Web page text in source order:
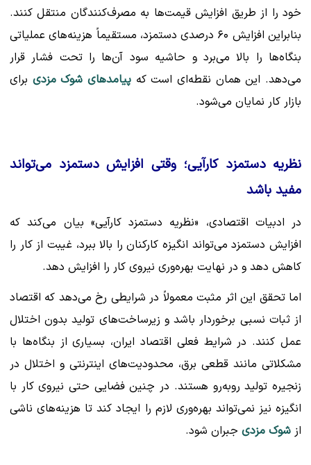
خود را از طریق افزایش قیمت‌ها به مصرف‌کنندگان منتقل کنند.
بنابراین افزایش ۶۰ درصدی دستمزد، مستقیماً هزینه‌های عملیاتی
بنگاه‌ها را بالا می‌برد و حاشیه سود آن‌ها را تحت فشار قرار
می‌دهد. این همان نقطه‌ای است که پیامدهای شوک مزدی برای
بازار کار نمایان می‌شود.
نظریه دستمزد کارآیی؛ وقتی افزایش دستمزد می‌تواند
مفید باشد
در ادبیات اقتصادی، «نظریه دستمزد کارآیی» بیان می‌کند که
افزایش دستمزد می‌تواند انگیزه کارکنان را بالا ببرد، غیبت از کار را
کاهش دهد و در نهایت بهره‌وری نیروی کار را افزایش دهد.
اما تحقق این اثر مثبت معمولاً در شرایطی رخ می‌دهد که اقتصاد
از ثبات نسبی برخوردار باشد و زیرساخت‌های تولید بدون اختلال
عمل کنند. در شرایط فعلی اقتصاد ایران، بسیاری از بنگاه‌ها با
مشکلاتی مانند قطعی برق، محدودیت‌های اینترنتی و اختلال در
زنجیره تولید روبه‌رو هستند. در چنین فضایی حتی نیروی کار با
انگیزه نیز نمی‌تواند بهره‌وری لازم را ایجاد کند تا هزینه‌های ناشی
از شوک مزدی جبران شود.